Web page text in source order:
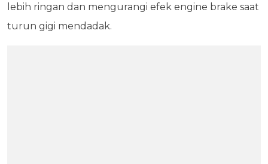
lebih ringan dan mengurangi efek engine brake saat
turun gigi mendadak.